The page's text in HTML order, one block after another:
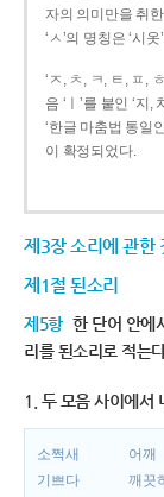
자의 의미만을 취
‘ㅅ’의 명칭은 ‘시
‘ㅈ, ㅊ, ㅋ, ㅌ, ㅍ,
음 ‘ㅣ’를 붙인 ‘지
‘한글 마춤법 통일
이 확정되었다.
제3장 소리에 관한
제1절 된소리
제5항 한 단어 안에
리를 된소리로 적는
1. 두 모음 사이에서
소쩍새 어깨
기쁘다
깨끗